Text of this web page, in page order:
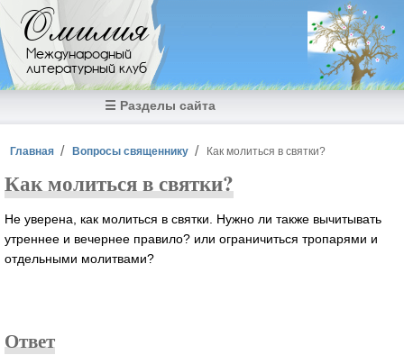
Перейти к основному содержанию
Омилия
Международный
литературный клуб
☰ Разделы сайта
Вы здесь
Главная Вопросы священнику Как молиться в святки?
Как молиться в святки?
Не уверена, как молиться в святки. Нужно ли также вычитывать
утреннее и вечернее правило? или ограничиться тропарями и
отдельными молитвами?
Ответ